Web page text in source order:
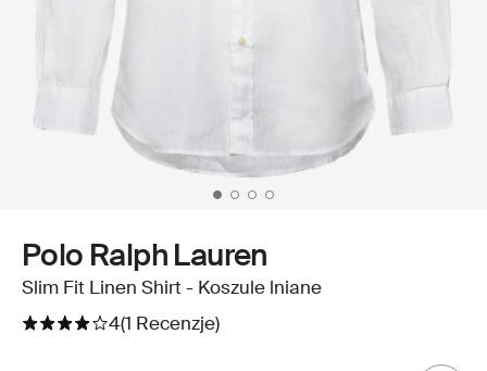
Polo Ralph Lauren
Slim Fit Linen Shirt - Koszule lniane
4(1 Recenzje)